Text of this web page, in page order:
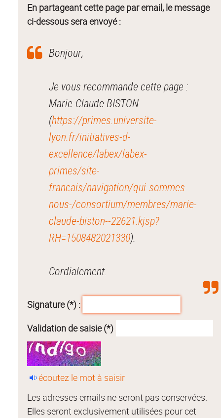
En partageant cette page par email, le message
ci-dessous sera envoyé :
Bonjour,
Je vous recommande cette page :
Marie-Claude BISTON
(https://primes.universite-
lyon.fr/initiatives-d-
excellence/labex/labex-
primes/site-
francais/navigation/qui-sommes-
nous-/consortium/membres/marie-
claude-biston--22621.kjsp?
RH=1508482021330).
Cordialement.
Signature (*) :
Validation de saisie (*)
écoutez le mot à saisir
Les adresses emails ne seront pas conservées.
Elles seront exclusivement utilisées pour cet